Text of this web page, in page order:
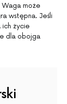
może
wstępna. Jeśli
ich życie
dla obojga